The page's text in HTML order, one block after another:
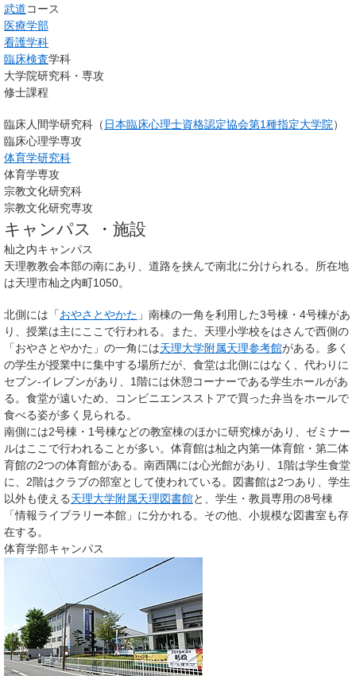
武道コース
医療学部
看護学科
臨床検査学科
大学院研究科・専攻
修士課程
臨床人間学研究科（ 日本臨床心理士資格認定協会第1種指定大学院）
臨床心理学専攻
体育学研究科
体育学専攻
宗教文化研究科
宗教文化研究専攻
キャンパス ・施設
杣之内キャンパス
天理教教会本部の南にあり、道路を挟んで南北に分けられる。所在地
は天理市杣之内町1050。
北側には「おやさとやかた 」南棟の一角を利用した3号棟・4号棟があ
り、授業は主にここで行われる。また、天理小学校をはさんで西側の
「おやさとやかた」の一角には天理大学附属天理参考館がある。多く
の学生が授業中に集中する場所だが、食堂は北側にはなく、代わりに
セブン-イレブンがあり、1階には休憩コーナーである学生ホールがあ
る。食堂が遠いため、コンビニエンスストアで買った弁当をホールで
食べる姿が多く見られる。
南側には2号棟・1号棟などの教室棟のほかに研究棟があり、ゼミナー
ルはここで行われることが多い。体育館は杣之内第一体育館・第二体
育館の2つの体育館がある。南西隅には心光館があり、1階は学生食堂
に、2階はクラブの部室として使われている。図書館は2つあり、学生
以外も使える天理大学附属天理図書館と、学生・教員専用の8号棟
「情報ライブラリー本館」に分かれる。その他、小規模な図書室も存
在する。
体育学部キャンパス